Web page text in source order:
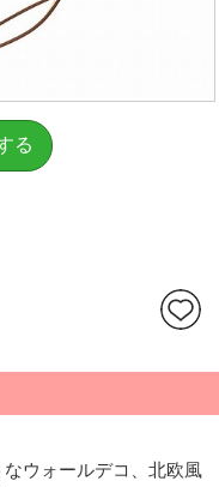
る
ウォールデコ、北欧風